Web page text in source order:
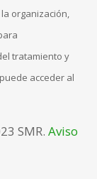
organización,
tratamiento y
acceder al
SMR. Aviso